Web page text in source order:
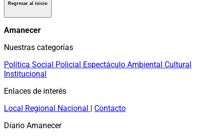
Regresar al inicio
Amanecer
Nuestras categorías
Política Social Policial Espectáculo Ambiental Cultural
Institucional
Enlaces de interés
Local Regional Nacional | Contacto
Diario Amanecer